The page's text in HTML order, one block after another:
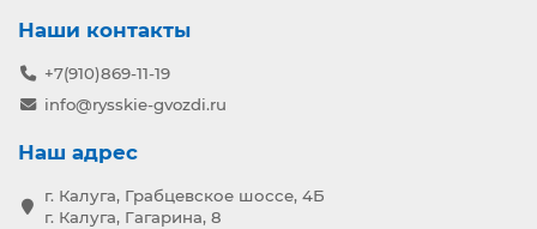
Наши контакты
+7(910)869-11-19
info@rysskie-gvozdi.ru
Наш адрес
г. Калуга, Грабцевское шоссе, 4Б
г. Калуга, Гагарина, 8